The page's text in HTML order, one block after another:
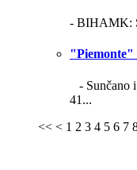
- BIHAMK:
"Piemonte"
- Sunčano
41...
<< < 1 2 3 4 5 6 7